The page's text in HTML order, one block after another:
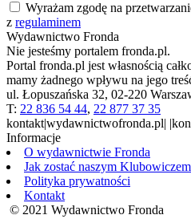
Wyrażam zgodę na
z regulaminem
Wydawnictwo Fronda
Nie jesteśmy portalem fronda.pl.
Portal fronda.pl jest własnością
mamy żadnego wpływu na jego
ul. Łopuszańska 32, 02-220
T: 22 836 54 44, 22 877 37 35
kontakt|wydawnictwofronda.pl|
Informacje
O wydawnictwie Fronda
Jak zostać naszym
Polityka prywatności
Kontakt
© 2021 Wydawnictwo Fronda